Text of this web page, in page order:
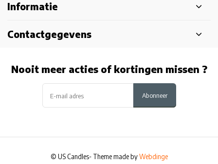
Informatie
Contactgegevens
Nooit meer acties of kortingen missen ?
Abonneer
© US Candles- Theme made byWebdinge